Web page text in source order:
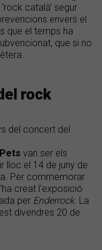
català’ segur
envers el
que el temps ha
que si no
rock
del concert del
Pets van ser els
lloc el 14 de juny de
Per commemorar
creat l'exposició
per Enderrock. La
divendres 20 de